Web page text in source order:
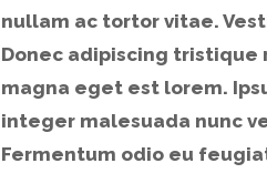
nullam ac tortor vitae.
Donec adipiscing
magna eget est lorem.
integer malesuada nunc
Fermentum odio eu